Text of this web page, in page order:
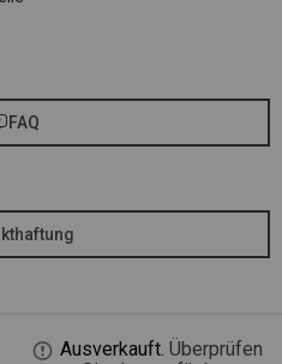
FAQ
Ausverkauft. Überprüfen